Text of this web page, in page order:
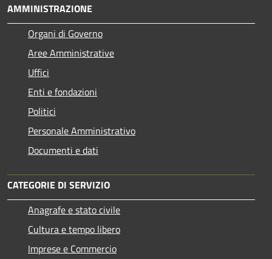
AMMINISTRAZIONE
Organi di Governo
Aree Amministrative
Uffici
Enti e fondazioni
Politici
Personale Amministrativo
Documenti e dati
CATEGORIE DI SERVIZIO
Anagrafe e stato civile
Cultura e tempo libero
Imprese e Commercio